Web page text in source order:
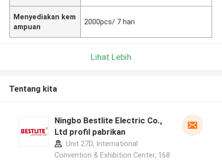
Menyediakan kem
ampuan
2000pcs/ 7 hari
Lihat Lebih
Tentang kita
Ningbo Bestlite Electric Co.,
Ltd profil pabrikan
Unit 27D, International
Convention & Exhibition Center, 168